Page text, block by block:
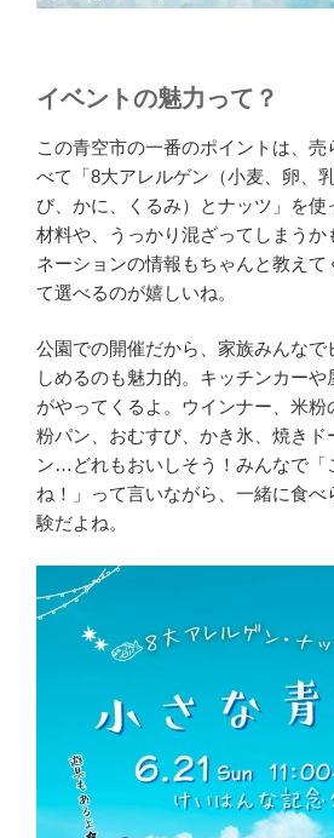
イベントの魅力って？
この青空市の一番のポイントは、売
べて「8大アレルゲン（小麦、卵、
び、かに、くるみ）とナッツ」を使
材料や、うっかり混ざってしまうか
ネーションの情報もちゃんと教えて
て選べるのが嬉しいね。
公園での開催だから、家族みんなで
しめるのも魅力的。キッチンカー
がやってくるよ。ウインナー、米
粉パン、おむすび、かき氷、焼きド
ン…どれもおいしそう！みんなで「
ね！」って言いながら、一緒に食
験だよね。